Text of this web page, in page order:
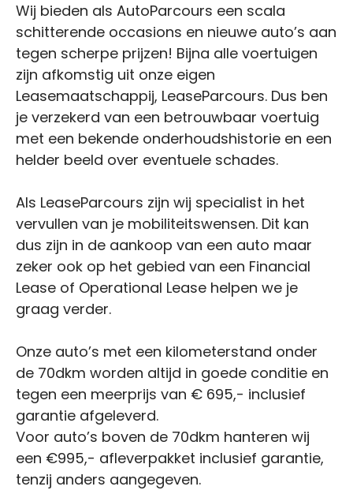
Wij bieden als AutoParcours een scala
schitterende occasions en nieuwe auto’s aan
tegen scherpe prijzen! Bijna alle voertuigen
zijn afkomstig uit onze eigen
Leasemaatschappij, LeaseParcours. Dus ben
je verzekerd van een betrouwbaar voertuig
met een bekende onderhoudshistorie en een
helder beeld over eventuele schades.
Als LeaseParcours zijn wij specialist in het
vervullen van je mobiliteitswensen. Dit kan
dus zijn in de aankoop van een auto maar
zeker ook op het gebied van een Financial
Lease of Operational Lease helpen we je
graag verder.
Onze auto’s met een kilometerstand onder
de 70dkm worden altijd in goede conditie en
tegen een meerprijs van € 695,- inclusief
garantie afgeleverd.
Voor auto’s boven de 70dkm hanteren wij
een €995,- afleverpakket inclusief garantie,
tenzij anders aangegeven.